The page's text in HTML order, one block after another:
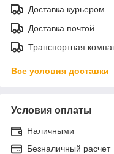
Доставка курьером
Доставка почтой
Транспортная
Все условия доставки
Условия оплаты
Наличными
Безналичный расчет